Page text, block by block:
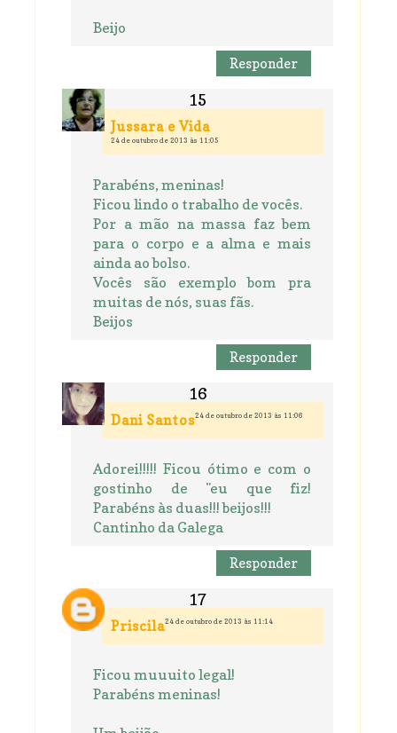
Beijo
Responder
Jussara e Vida
24 de outubro de 2013 às 11:05
Parabéns, meninas!
Ficou lindo o trabalho de vocês.
Por a mão na massa faz bem
para o corpo e a alma e mais
ainda ao bolso.
Vocês são exemplo bom pra
muitas de nós, suas fãs.
Beijos
Responder
Dani Santos24 de outubro de 2013 às 11:06
Adorei!!!!! Ficou ótimo e com o
gostinho de "eu que fiz!
Parabéns às duas!!! beijos!!!
Cantinho da Galega
Responder
Priscila24 de outubro de 2013 às 11:14
Ficou muuuito legal!
Parabéns meninas!